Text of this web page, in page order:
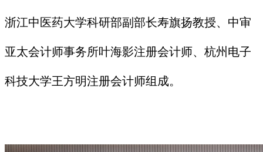
浙江中医药大学科研部副部长寿旗扬教授、中审
亚太会计师事务所叶海影注册会计师、杭州电子
科技大学王方明注册会计师组成。